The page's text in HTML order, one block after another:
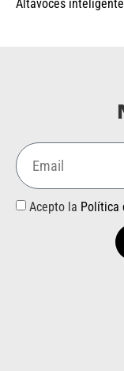
Altavoces
Acepto la Política